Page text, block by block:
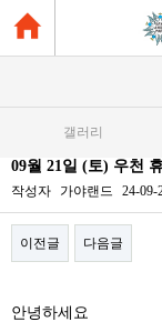
갤러리
09월 21일 (토) 우천
작성자 가야랜드 24-09-
이전글 다음글
안녕하세요